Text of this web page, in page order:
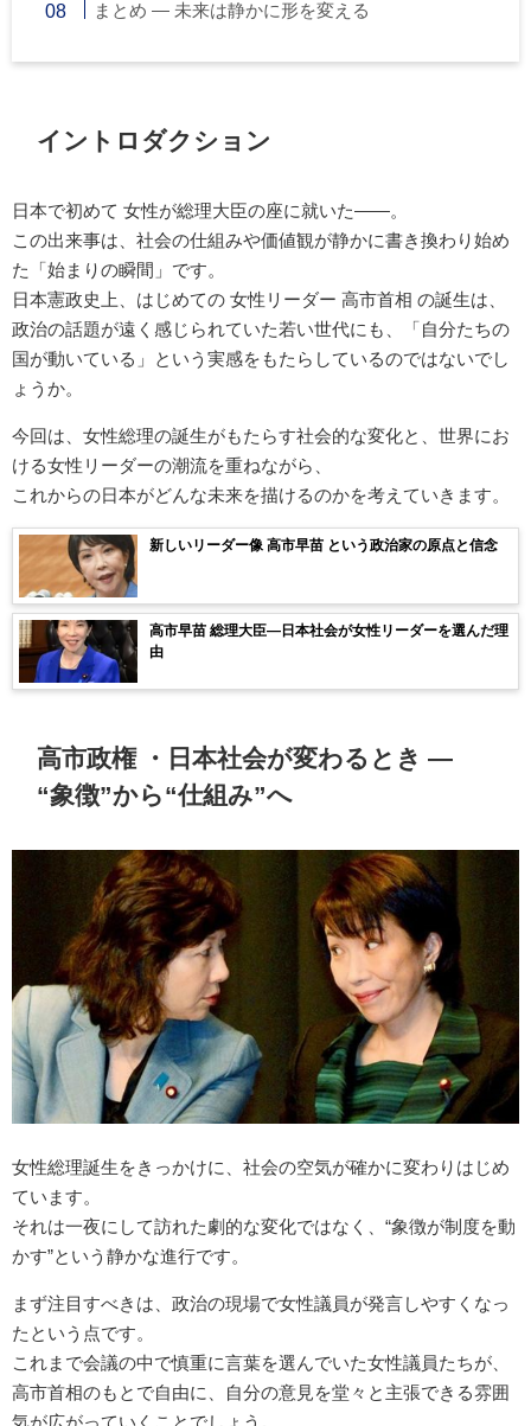
まとめ ― 未来は静かに形を変える
イントロダクション
日本で初めて 女性が総理大臣の座に就いた――。
この出来事は、社会の仕組みや価値観が静かに書き換わり始め
た「始まりの瞬間」です。
日本憲政史上、はじめての 女性リーダー 高市首相 の誕生は、
政治の話題が遠く感じられていた若い世代にも、「自分たちの
国が動いている」という実感をもたらしているのではないでし
ょうか。
今回は、女性総理の誕生がもたらす社会的な変化と、世界にお
ける女性リーダーの潮流を重ねながら、
これからの日本がどんな未来を描けるのかを考えていきます。
新しいリーダー像 高市早苗 という政治家の原点と信念
高市早苗 総理大臣―日本社会が女性リーダーを選んだ理
由
高市政権 ・日本社会が変わるとき ―
“象徴”から“仕組み”へ
女性総理誕生をきっかけに、社会の空気が確かに変わりはじめ
ています。
それは一夜にして訪れた劇的な変化ではなく、“象徴が制度を動
かす”という静かな進行です。
まず注目すべきは、政治の現場で女性議員が発言しやすくなっ
たという点です。
これまで会議の中で慎重に言葉を選んでいた女性議員たちが、
高市首相のもとで自由に、自分の意見を堂々と主張できる雰囲
気が広がっていくことでしょう。